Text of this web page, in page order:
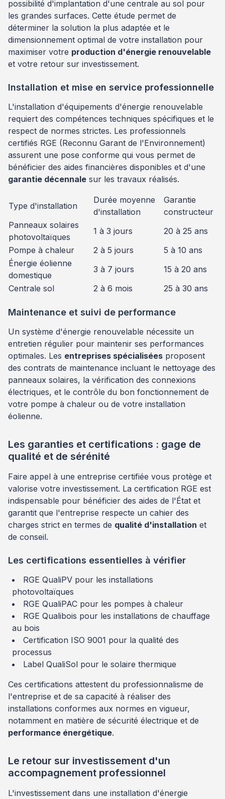
possibilité d'implantation d'une centrale au sol pour
les grandes surfaces. Cette étude permet de
déterminer la solution la plus adaptée et le
dimensionnement optimal de votre installation pour
maximiser votre production d'énergie renouvelable
et votre retour sur investissement.
Installation et mise en service professionnelle
L'installation d'équipements d'énergie renouvelable
requiert des compétences techniques spécifiques et le
respect de normes strictes. Les professionnels
certifiés RGE (Reconnu Garant de l'Environnement)
assurent une pose conforme qui vous permet de
bénéficier des aides financières disponibles et d'une
garantie décennale sur les travaux réalisés.
Type d'installation
Durée moyenne
d'installation
Garantie
constructeur
Panneaux solaires
photovoltaïques
1 à 3 jours
20 à 25 ans
Pompe à chaleur
2 à 5 jours
5 à 10 ans
Énergie éolienne
domestique
3 à 7 jours
15 à 20 ans
Centrale sol
2 à 6 mois 25 à 30 ans
Maintenance et suivi de performance
Un système d'énergie renouvelable nécessite un
entretien régulier pour maintenir ses performances
optimales. Les entreprises spécialisées proposent
des contrats de maintenance incluant le nettoyage des
panneaux solaires, la vérification des connexions
électriques, et le contrôle du bon fonctionnement de
votre pompe à chaleur ou de votre installation
éolienne.
Les garanties et certifications : gage de
qualité et de sérénité
Faire appel à une entreprise certifiée vous protège et
valorise votre investissement. La certification RGE est
indispensable pour bénéficier des aides de l'État et
garantit que l'entreprise respecte un cahier des
charges strict en termes de qualité d'installation et
de conseil.
Les certifications essentielles à vérifier
RGE QualiPV pour les installations
photovoltaïques
RGE QualiPAC pour les pompes à chaleur
RGE Qualibois pour les installations de chauffage
au bois
Certification ISO 9001 pour la qualité des
processus
Label QualiSol pour le solaire thermique
Ces certifications attestent du professionnalisme de
l'entreprise et de sa capacité à réaliser des
installations conformes aux normes en vigueur,
notamment en matière de sécurité électrique et de
performance énergétique.
Le retour sur investissement d'un
accompagnement professionnel
L'investissement dans une installation d'énergie